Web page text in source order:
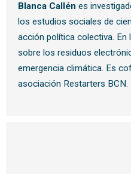
Blanca Callén es
los estudios sociales de
acción política colectiva.
sobre los residuos
emergencia climática. Es
asociación Restarters BCN.